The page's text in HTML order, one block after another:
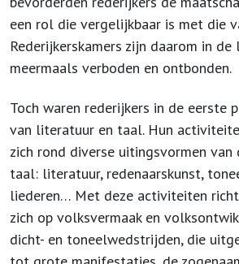
een rol die vergelijkbaar is met die
Rederijkerskamers zijn daarom in
meermaals verboden en ontbonden.
Toch waren rederijkers in de eerste
van literatuur en taal. Hun
zich rond diverse uitingsvormen van
taal: literatuur, redenaarskunst,
liederen… Met deze activiteiten
zich op volksvermaak en
dicht- en toneelwedstrijden, die